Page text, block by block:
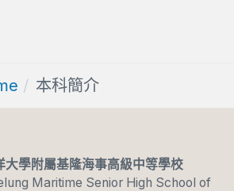
本科簡介
大學附屬基隆海事高級中等學校
Maritime Senior High School of